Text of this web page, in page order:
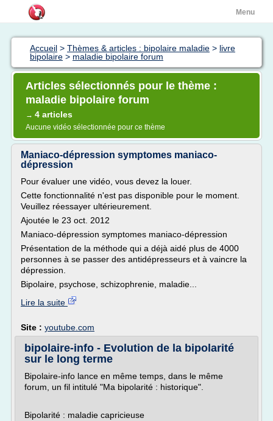
Menu
Accueil > Thèmes & articles : bipolaire maladie > livre
bipolaire > maladie bipolaire forum
Articles sélectionnés pour le thème :
maladie bipolaire forum
→ 4 articles
Aucune vidéo sélectionnée pour ce thème
Maniaco-dépression symptomes maniaco-
dépression
Pour évaluer une vidéo, vous devez la louer.
Cette fonctionnalité n'est pas disponible pour le moment.
Veuillez réessayer ultérieurement.
Ajoutée le 23 oct. 2012
Maniaco-dépression symptomes maniaco-dépression
Présentation de la méthode qui a déjà aidé plus de 4000
personnes à se passer des antidépresseurs et à vaincre la
dépression.
Bipolaire, psychose, schizophrenie, maladie...
Lire la suite
Site : youtube.com
bipolaire-info - Evolution de la bipolarité
sur le long terme
Bipolaire-info lance en même temps, dans le même
forum, un fil intitulé "Ma bipolarité : historique".
Bipolarité : maladie capricieuse